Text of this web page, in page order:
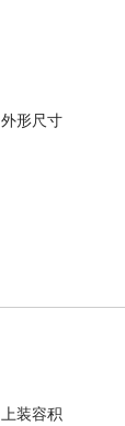
外形尺寸
上装容积